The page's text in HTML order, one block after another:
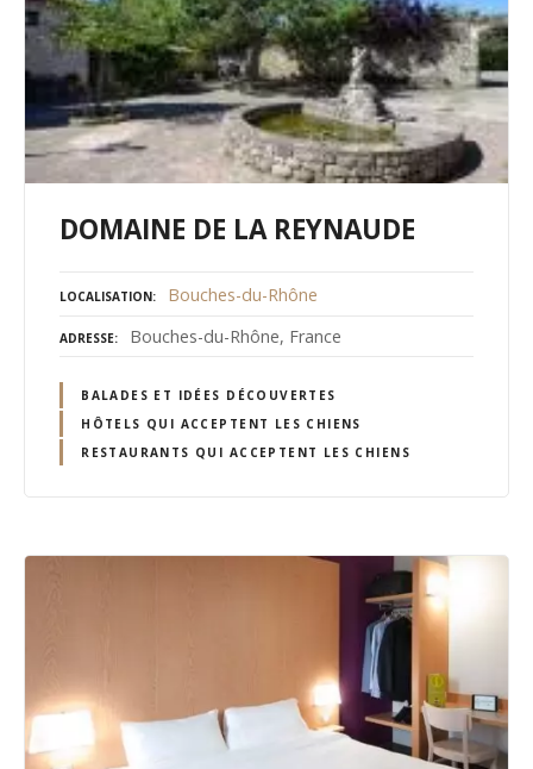
DOMAINE DE LA REYNAUDE
LOCALISATION Bouches-du-Rhône
ADRESSE Bouches-du-Rhône, France
BALADES ET IDÉES DÉCOUVERTES
HÔTELS QUI ACCEPTENT LES CHIENS
RESTAURANTS QUI ACCEPTENT LES CHIENS